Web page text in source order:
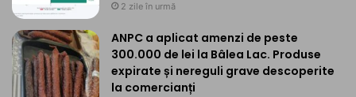
2 zile în urmă
ANPC a aplicat amenzi de peste
300.000 de lei la Bâlea Lac. Produse
expirate și nereguli grave descoperite
la comercianți